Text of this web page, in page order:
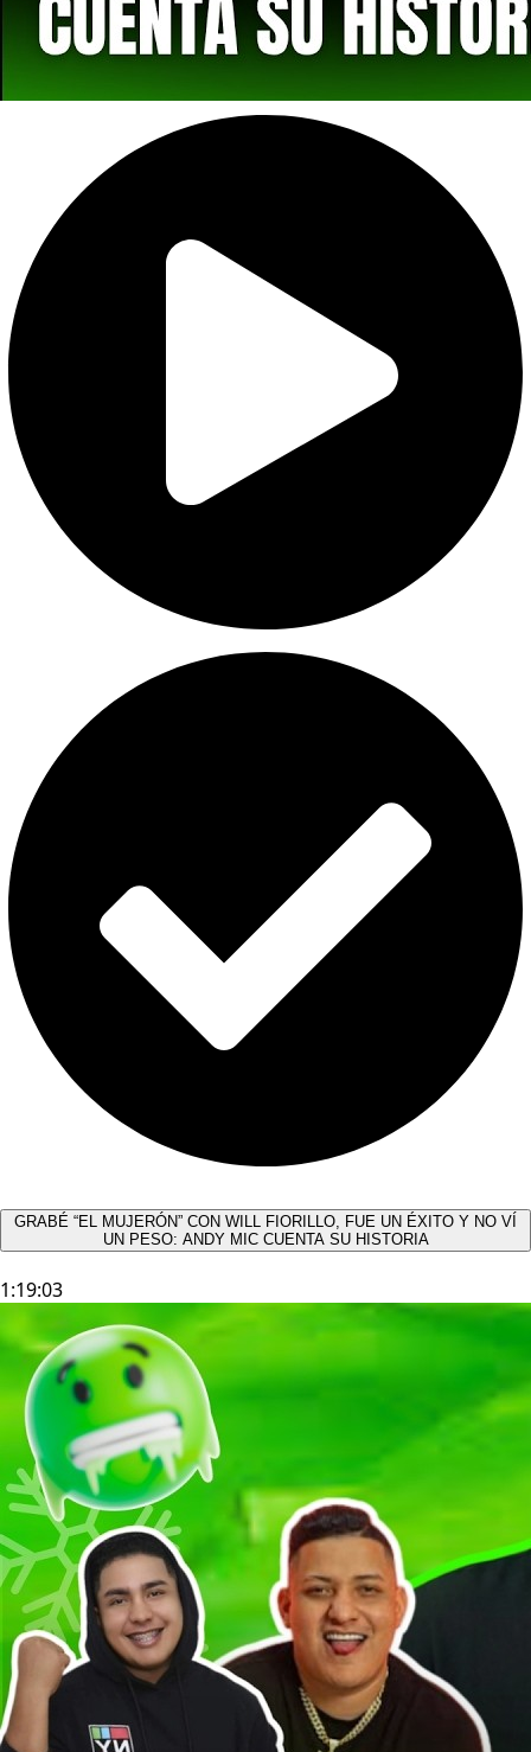
GRABÉ “EL MUJERÓN” CON WILL FIORILLO, FUE UN ÉXITO Y NO VÍ
UN PESO: ANDY MIC CUENTA SU HISTORIA
1:19:03